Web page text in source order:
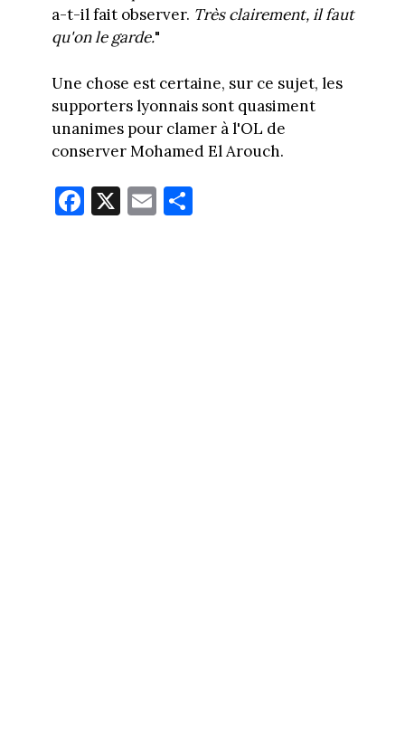
a-t-il fait observer. Très clairement, il faut
qu'on le garde."
Une chose est certaine, sur ce sujet, les
supporters lyonnais sont quasiment
unanimes pour clamer à l'OL de
conserver Mohamed El Arouch.
Fa
ce
X E
m
Pa